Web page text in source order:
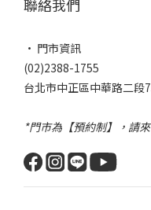
聯絡我們
• 門市資訊
(02)2388-1755
台北市中正區中華路二段
*門市為【預約制】，請